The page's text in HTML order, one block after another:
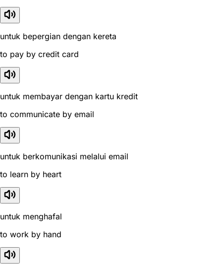
untuk bepergian dengan kereta
to pay by credit card
untuk membayar dengan kartu kredit
to communicate by email
untuk berkomunikasi melalui email
to learn by heart
untuk menghafal
to work by hand